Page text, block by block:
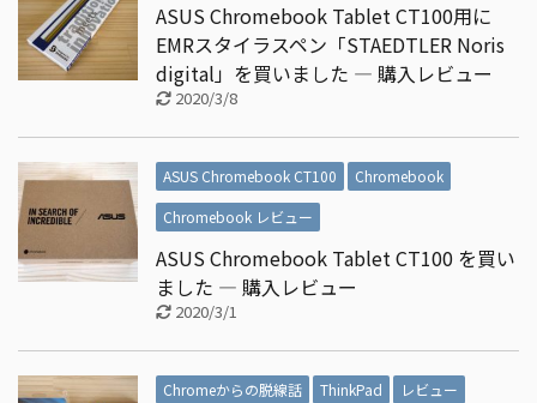
ASUS Chromebook Tablet CT100用に
EMRスタイラスペン「STAEDTLER Noris
digital」を買いました ― 購入レビュー
2020/3/8
ASUS Chromebook CT100
Chromebook
Chromebook レビュー
ASUS Chromebook Tablet CT100 を買い
ました ― 購入レビュー
2020/3/1
Chromeからの脱線話 ThinkPad レビュー